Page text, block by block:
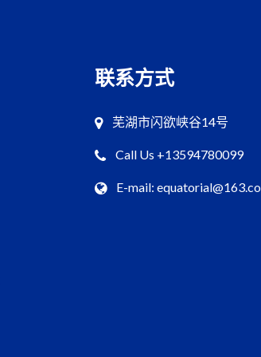
联系方式
芜湖市闪欲峡谷14号
Call Us +13594780099
E-mail: